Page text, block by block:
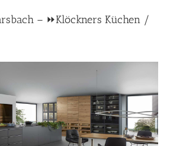
– ⏩Klöckners Küchen /